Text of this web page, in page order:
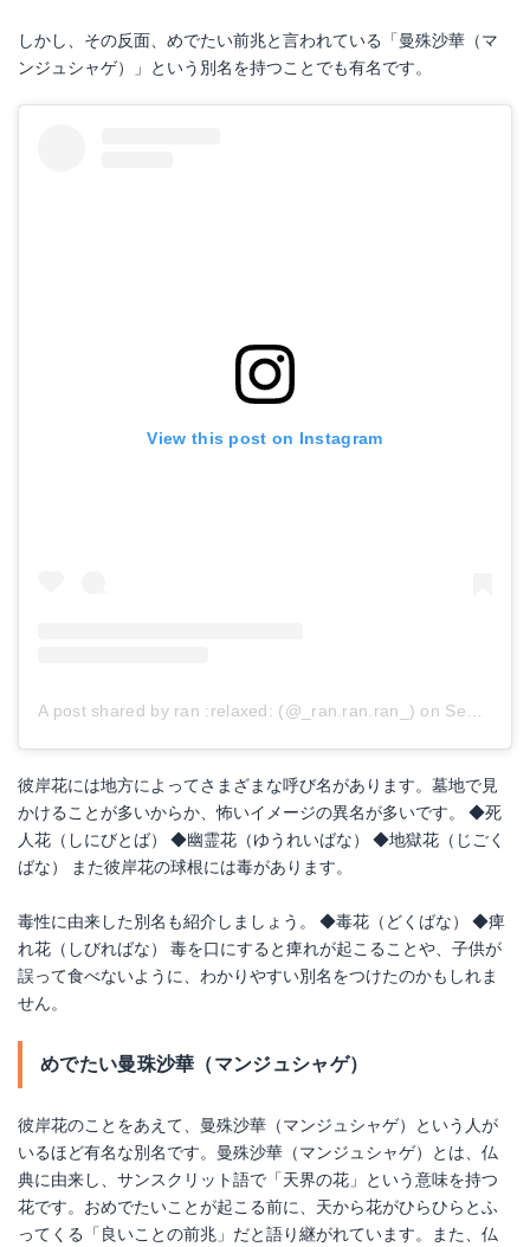
しかし、その反面、めでたい前兆と言われている「曼殊沙華（マ
ンジュシャゲ）」という別名を持つことでも有名です。
View this post on Instagram
A post shared by ran :relaxed:︎ (@_ran.ran.ran_) on Sep 3, 2016 at 1:09am PDT
彼岸花には地方によってさまざまな呼び名があります。墓地で見
かけることが多いからか、怖いイメージの異名が多いです。 ◆死
人花（しにびとば） ◆幽霊花（ゆうれいばな） ◆地獄花（じごく
ばな） また彼岸花の球根には毒があります。
毒性に由来した別名も紹介しましょう。 ◆毒花（どくばな） ◆痺
れ花（しびればな） 毒を口にすると痺れが起こることや、子供が
誤って食べないように、わかりやすい別名をつけたのかもしれま
せん。
めでたい曼珠沙華（マンジュシャゲ）
彼岸花のことをあえて、曼殊沙華（マンジュシャゲ）という人が
いるほど有名な別名です。曼殊沙華（マンジュシャゲ）とは、仏
典に由来し、サンスクリット語で「天界の花」という意味を持つ
花です。おめでたいことが起こる前に、天から花がひらひらとふ
ってくる「良いことの前兆」だと語り継がれています。また、仏